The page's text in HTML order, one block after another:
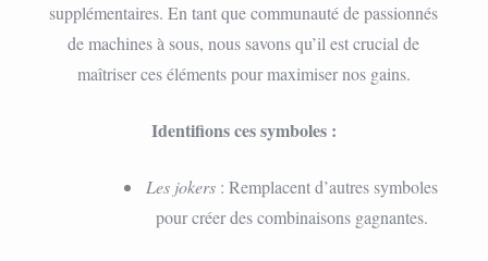
supplémentaires. En tant que communauté de passionnés
de machines à sous, nous savons qu’il est crucial de
maîtriser ces éléments pour maximiser nos gains.
Identifions ces symboles :
Les jokers: Remplacent d’autres symboles
pour créer des combinaisons gagnantes.